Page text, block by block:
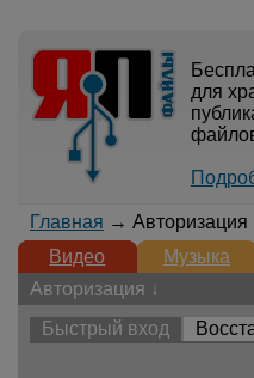
для
Главная → Авторизация
Видео
Музыка
Авторизация ↓
Быстрый вход